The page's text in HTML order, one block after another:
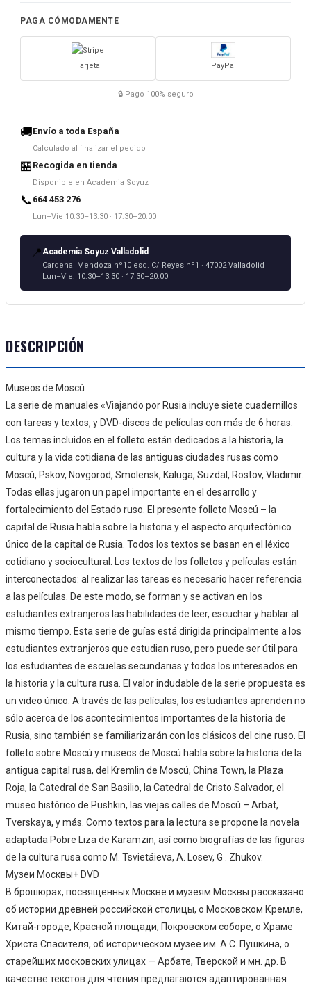
PAGA CÓMODAMENTE
Tarjeta PayPal
🔒 Pago 100% seguro
🚚Envío a toda España
Calculado al finalizar el pedido
🏪 Recogida en tienda
Disponible en Academia Soyuz
📞 664 453 276
Lun–Vie 10:30–13:30 · 17:30–20:00
📍 Academia Soyuz Valladolid
Cardenal Mendoza nº10 esq. C/ Reyes nº1 · 47002 Valladolid
Lun–Vie: 10:30–13:30 · 17:30–20:00
DESCRIPCIÓN
Museos de Moscú
La serie de manuales «Viajando por Rusia incluye siete cuadernillos
con tareas y textos, y DVD-discos de películas con más de 6 horas.
Los temas incluidos en el folleto están dedicados a la historia, la
cultura y la vida cotidiana de las antiguas ciudades rusas como
Moscú, Pskov, Novgorod, Smolensk, Kaluga, Suzdal, Rostov, Vladimir.
Todas ellas jugaron un papel importante en el desarrollo y
fortalecimiento del Estado ruso. El presente folleto Moscú – la
capital de Rusia habla sobre la historia y el aspecto arquitectónico
único de la capital de Rusia. Todos los textos se basan en el léxico
cotidiano y sociocultural. Los textos de los folletos y películas están
interconectados: al realizar las tareas es necesario hacer referencia
a las películas. De este modo, se forman y se activan en los
estudiantes extranjeros las habilidades de leer, escuchar y hablar al
mismo tiempo. Esta serie de guías está dirigida principalmente a los
estudiantes extranjeros que estudian ruso, pero puede ser útil para
los estudiantes de escuelas secundarias y todos los interesados en
la historia y la cultura rusa. El valor indudable de la serie propuesta es
un video único. A través de las películas, los estudiantes aprenden no
sólo acerca de los acontecimientos importantes de la historia de
Rusia, sino también se familiarizarán con los clásicos del cine ruso. El
folleto sobre Moscú y museos de Moscú habla sobre la historia de la
antigua capital rusa, del Kremlin de Moscú, China Town, la Plaza
Roja, la Catedral de San Basilio, la Catedral de Cristo Salvador, el
museo histórico de Pushkin, las viejas calles de Moscú – Arbat,
Tverskaya, y más. Como textos para la lectura se propone la novela
adaptada Pobre Liza de Karamzin, así como biografías de las figuras
de la cultura rusa como M. Tsvietáieva, A. Losev, G . Zhukov.
Музеи Москвы+ DVD
В брошюрах, посвященных Москве и музеям Москвы рассказано
об истории древней российской столицы, о Московском Кремле,
Китай-городе, Красной площади, Покровском соборе, о Храме
Христа Спасителя, об историческом музее им. А.С. Пушкина, о
старейших московских улицах — Арбате, Тверской и мн. др. В
качестве текстов для чтения предлагаются адаптированная